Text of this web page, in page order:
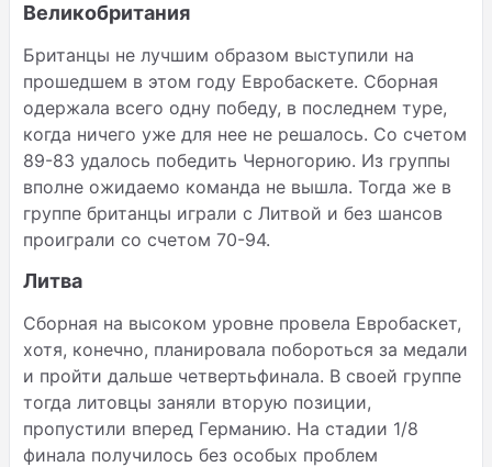
Великобритания
Британцы не лучшим образом выступили на
прошедшем в этом году Евробаскете. Сборная
одержала всего одну победу, в последнем туре,
когда ничего уже для нее не решалось. Со счетом
89-83 удалось победить Черногорию. Из группы
вполне ожидаемо команда не вышла. Тогда же в
группе британцы играли с Литвой и без шансов
проиграли со счетом 70-94.
Литва
Сборная на высоком уровне провела Евробаскет,
хотя, конечно, планировала побороться за медали
и пройти дальше четвертьфинала. В своей группе
тогда литовцы заняли вторую позиции,
пропустили вперед Германию. На стадии 1/8
финала получилось без особых проблем